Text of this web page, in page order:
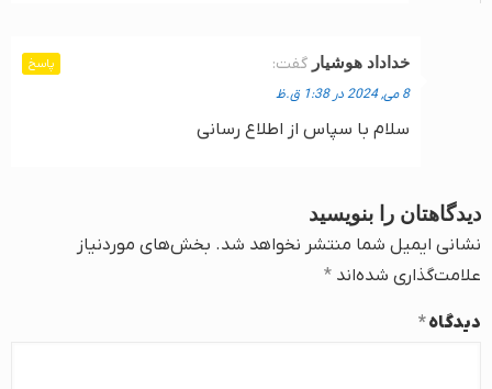
خداداد هوشیار گفت:
8 می, 2024 در 1:38 ق.ظ
سلام با سپاس از اطلاع رسانی
پاسخ
دیدگاهتان را بنویسید
نشانی ایمیل شما منتشر نخواهد شد. بخش‌های موردنیاز
علامت‌گذاری شده‌اند *
دیدگاه*